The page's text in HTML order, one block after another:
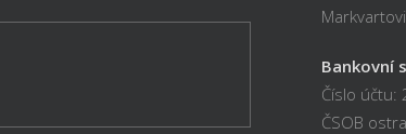
Bankovní
Číslo
ČSOB